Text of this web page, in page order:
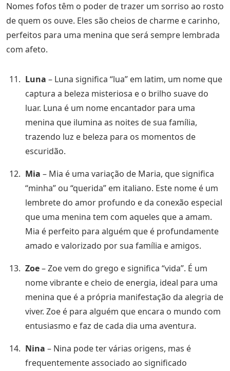
Nomes fofos têm o poder de trazer um sorriso ao rosto
de quem os ouve. Eles são cheios de charme e carinho,
perfeitos para uma menina que será sempre lembrada
com afeto.
Luna – Luna significa “lua” em latim, um nome que
captura a beleza misteriosa e o brilho suave do
luar. Luna é um nome encantador para uma
menina que ilumina as noites de sua família,
trazendo luz e beleza para os momentos de
escuridão.
Mia – Mia é uma variação de Maria, que significa
“minha” ou “querida” em italiano. Este nome é um
lembrete do amor profundo e da conexão especial
que uma menina tem com aqueles que a amam.
Mia é perfeito para alguém que é profundamente
amado e valorizado por sua família e amigos.
Zoe– Zoe vem do grego e significa “vida”. É um
nome vibrante e cheio de energia, ideal para uma
menina que é a própria manifestação da alegria de
viver. Zoe é para alguém que encara o mundo com
entusiasmo e faz de cada dia uma aventura.
Nina – Nina pode ter várias origens, mas é
frequentemente associado ao significado